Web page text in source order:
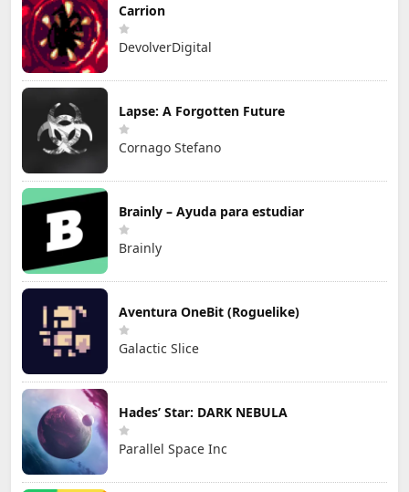
Carrion
DevolverDigital
Lapse: A Forgotten Future
Cornago Stefano
Brainly – Ayuda para estudiar
Brainly
Aventura OneBit (Roguelike)
Galactic Slice
Hades’ Star: DARK NEBULA
Parallel Space Inc